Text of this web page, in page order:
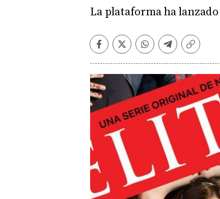
La plataforma ha
Facebook
TwitterWhatsapp
Telegram
Copiar